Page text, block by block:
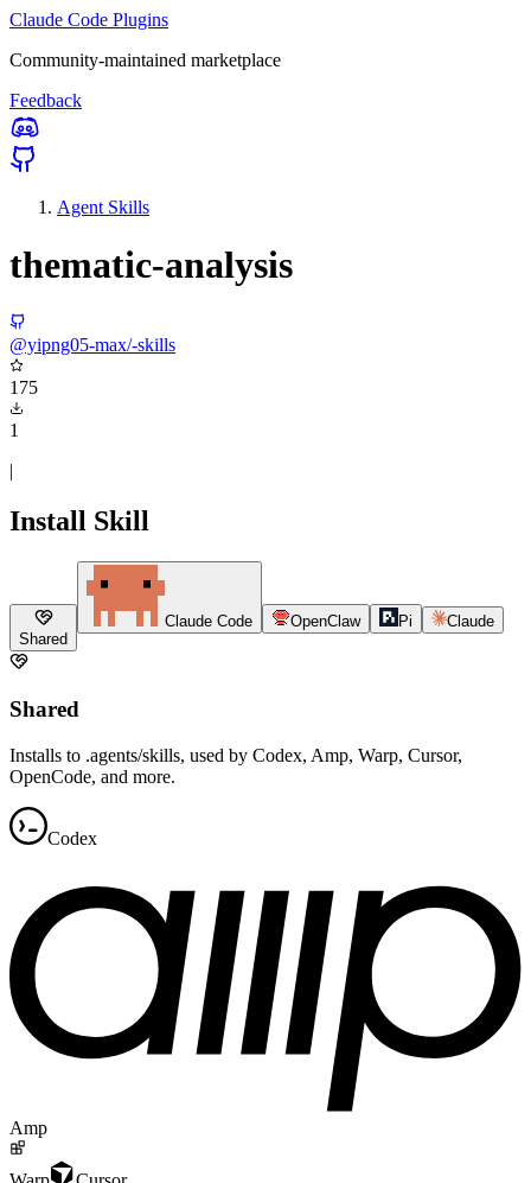
Claude Code Plugins
Community-maintained marketplace
Feedback
Agent Skills
thematic-analysis
@yipng05-max/-skills
175
1
|
Install Skill
Shared
Claude Code OpenClaw Pi Claude
Shared
Installs to .agents/skills, used by Codex, Amp, Warp, Cursor,
OpenCode, and more.
Codex
Amp